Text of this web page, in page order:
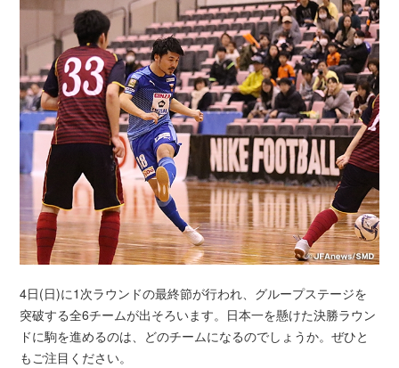
4日(日)に1次ラウンドの最終節が行われ、グループステージを
突破する全6チームが出そろいます。日本一を懸けた決勝ラウン
ドに駒を進めるのは、どのチームになるのでしょうか。ぜひと
もご注目ください。